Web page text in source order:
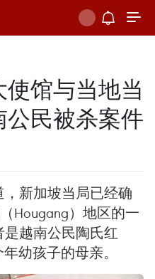
馆与当地当
民被杀案件
新加坡当局已经确
Hougang）地区的一
越南公民陶氏红
幼孩子的母亲。